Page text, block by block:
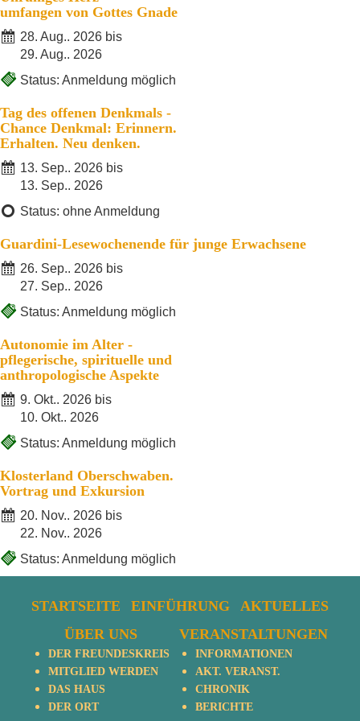
umfangen von Gottes Gnade
28. Aug.. 2026 bis
29. Aug.. 2026
Status: Anmeldung möglich
Tag des offenen Denkmals -
Chance Denkmal: Erinnern.
Erhalten. Neu denken.
13. Sep.. 2026 bis
13. Sep.. 2026
Status: ohne Anmeldung
Guardini-Lesewochenende für junge Erwachsene
26. Sep.. 2026 bis
27. Sep.. 2026
Status: Anmeldung möglich
Autonomie im Alter -
pflegerische, spirituelle und
anthropologische Aspekte
9. Okt.. 2026 bis
10. Okt.. 2026
Status: Anmeldung möglich
Klosterland Oberschwaben.
Vortrag und Exkursion
20. Nov.. 2026 bis
22. Nov.. 2026
Status: Anmeldung möglich
STARTSEITE EINFÜHRUNG
AKTUELLES
ÜBER UNS
DER FREUNDESKREIS
MITGLIED WERDEN
DAS HAUS
DER ORT
VERANSTALTUNGEN
INFORMATIONEN
AKT. VERANST.
CHRONIK
BERICHTE